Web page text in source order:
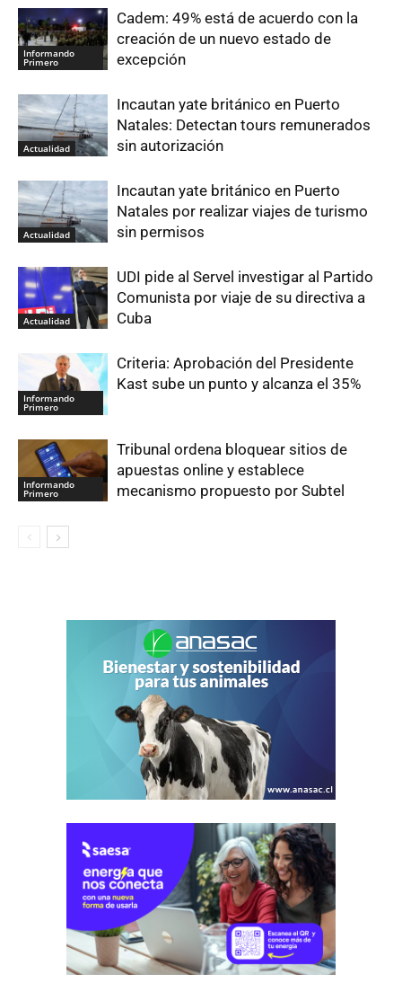
Informando
Primero
Cadem: 49% está de acuerdo con la
creación de un nuevo estado de
excepción
Actualidad
Incautan yate británico en Puerto
Natales: Detectan tours remunerados
sin autorización
Actualidad
Incautan yate británico en Puerto
Natales por realizar viajes de turismo
sin permisos
Actualidad
UDI pide al Servel investigar al Partido
Comunista por viaje de su directiva a
Cuba
Informando
Primero
Criteria: Aprobación del Presidente
Kast sube un punto y alcanza el 35%
Informando
Primero
Tribunal ordena bloquear sitios de
apuestas online y establece
mecanismo propuesto por Subtel